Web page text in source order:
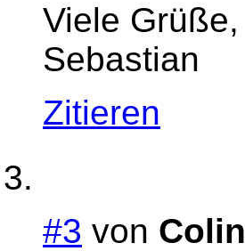
Viele Grüße,
Sebastian
Zitieren
#3 von Colin